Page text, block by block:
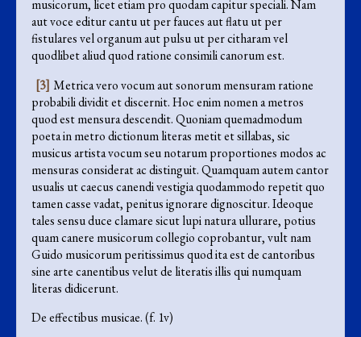
musicorum, licet etiam pro quodam capitur speciali. Nam
aut voce editur cantu ut per fauces aut flatu ut per
fistulares vel organum aut pulsu ut per citharam vel
quodlibet aliud quod ratione consimili canorum est.
[3] Metrica vero vocum aut sonorum mensuram ratione
probabili dividit et discernit. Hoc enim nomen a metros
quod est mensura descendit. Quoniam quemadmodum
poeta in metro dictionum literas metit et sillabas, sic
musicus artista vocum seu notarum proportiones modos ac
mensuras considerat ac distinguit. Quamquam autem cantor
usualis ut caecus canendi vestigia quodammodo repetit quo
tamen casse vadat, penitus ignorare dignoscitur. Ideoque
tales sensu duce clamare sicut lupi natura ullurare, potius
quam canere musicorum collegio coprobantur, vult nam
Guido musicorum peritissimus quod ita est de cantoribus
sine arte canentibus velut de literatis illis qui numquam
literas didicerunt.
De effectibus musicae. (f. 1v)